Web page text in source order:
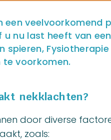
een
u nu last heeft van
spieren,
te voorkomen.
nekklachten?
door diverse
zoals: